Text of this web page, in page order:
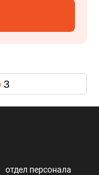
3
отдел персонала